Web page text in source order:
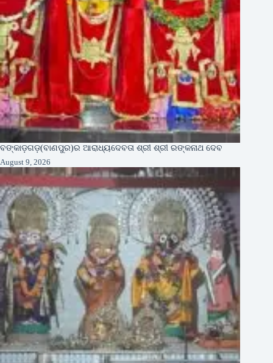
ବଙ୍କାଡ଼ଗଡ଼(ବାଣପୁର)ର ଆରାଧ୍ୟଦେବତା ଶ୍ରୀ ଶ୍ରୀ ରଙ୍କନାଥ ଦେବ
August 9, 2026